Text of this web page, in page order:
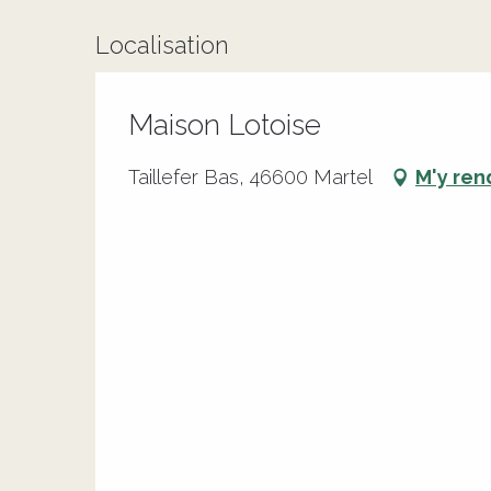
Localisation
Maison Lotoise
Taillefer Bas, 46600 Martel M'y